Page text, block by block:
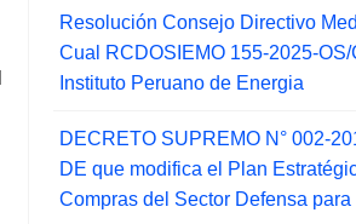
Resolución Consejo Directivo
Cual RCDOSIEMO 155-2025-OS/
Instituto Peruano de Energia
DECRETO SUPREMO N° 002-
DE que modifica el Plan
Compras del Sector Defensa para